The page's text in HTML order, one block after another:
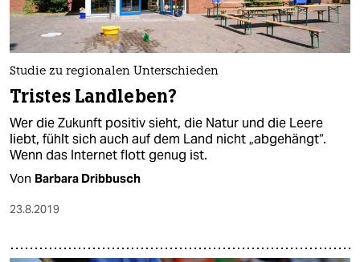
Studie zu regionalen Unterschieden
Tristes Landleben?
Wer die Zukunft positiv sieht, die Natur und die Leere
liebt, fühlt sich auch auf dem Land nicht „abgehängt“.
Wenn das Internet flott genug ist.
Von Barbara Dribbusch
23.8.2019